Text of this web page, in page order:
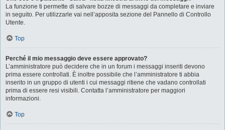
La funzione ti permette di salvare bozze di messaggi da completare e inviare
in seguito. Per utilizzarle vai nell’apposita sezione del Pannello di Controllo
Utente.
Top
Perché il mio messaggio deve essere approvato?
L’amministratore può decidere che in un forum i messaggi inseriti devono
prima essere controllati. È inoltre possibile che l’amministratore ti abbia
inserito in un gruppo di utenti i cui messaggi ritiene che vadano controllati
prima di essere resi visibili. Contatta l’amministratore per maggiori
informazioni.
Top